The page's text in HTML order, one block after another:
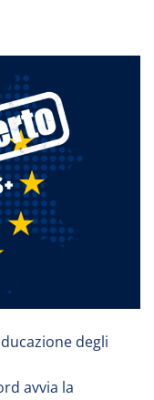
degli
avvia la